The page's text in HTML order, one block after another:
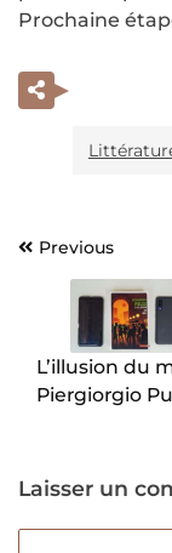
Prochaine
Navigation
l’article
Previous
L’illusion du
Piergiorgio
Laisser un